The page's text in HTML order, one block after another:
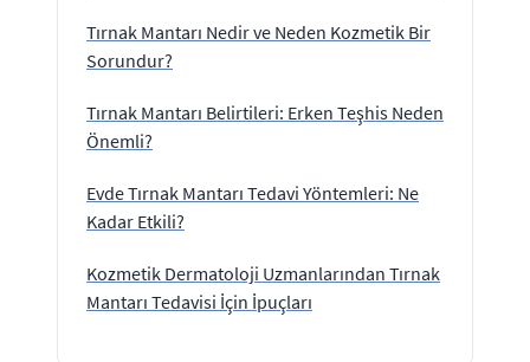
Tırnak Mantarı Nedir ve Neden Kozmetik Bir
Sorundur?
Tırnak Mantarı Belirtileri: Erken Teşhis Neden
Önemli?
Evde Tırnak Mantarı Tedavi Yöntemleri: Ne
Kadar Etkili?
Kozmetik Dermatoloji Uzmanlarından Tırnak
Mantarı Tedavisi İçin İpuçları